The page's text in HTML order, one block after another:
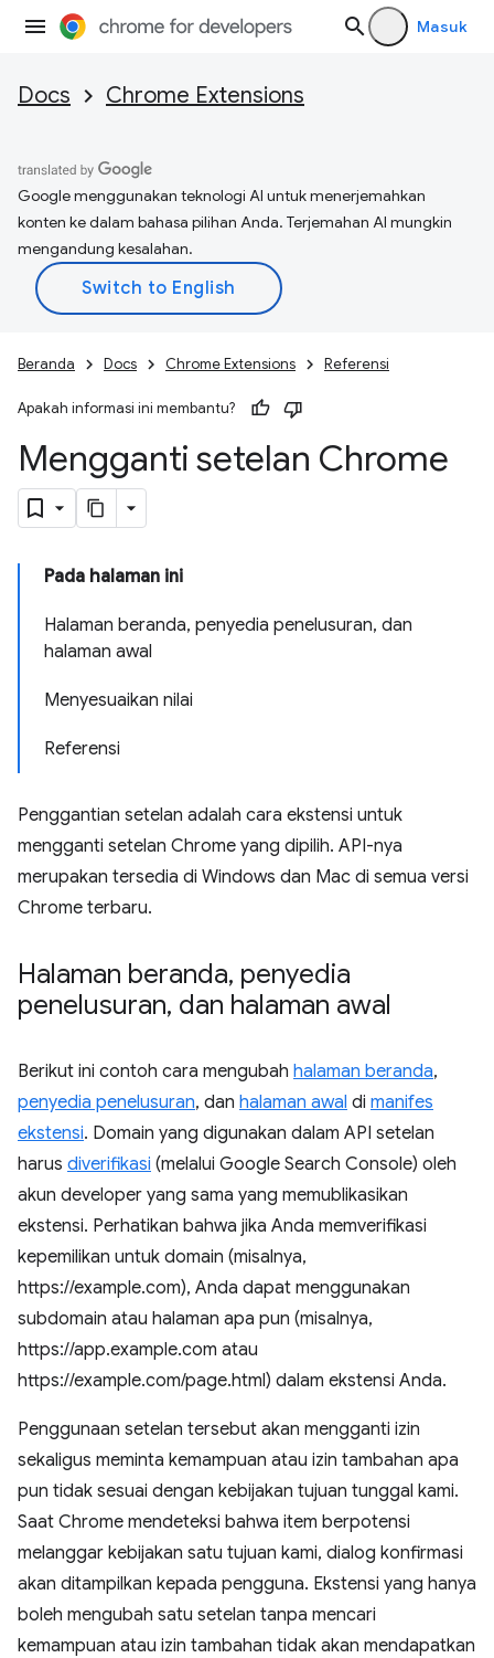
Masuk
Docs Chrome Extensions
Google menggunakan teknologi AI untuk menerjemahkan
konten ke dalam bahasa pilihan Anda. Terjemahan AI mungkin
mengandung kesalahan.
Beranda Docs Chrome Extensions Referensi
Apakah informasi ini membantu?
Mengganti setelan Chrome
Pada halaman ini
Halaman beranda, penyedia penelusuran, dan
halaman awal
Menyesuaikan nilai
Referensi
Penggantian setelan adalah cara ekstensi untuk
mengganti setelan Chrome yang dipilih. API-nya
merupakan tersedia di Windows dan Mac di semua versi
Chrome terbaru.
Halaman beranda, penyedia
penelusuran, dan halaman awal
Berikut ini contoh cara mengubah halaman beranda,
penyedia penelusuran, dan halaman awal di manifes
ekstensi. Domain yang digunakan dalam API setelan
harus diverifikasi (melalui Google Search Console) oleh
akun developer yang sama yang memublikasikan
ekstensi. Perhatikan bahwa jika Anda memverifikasi
kepemilikan untuk domain (misalnya,
https://example.com), Anda dapat menggunakan
subdomain atau halaman apa pun (misalnya,
https://app.example.com atau
https://example.com/page.html) dalam ekstensi Anda.
Penggunaan setelan tersebut akan mengganti izin
sekaligus meminta kemampuan atau izin tambahan apa
pun tidak sesuai dengan kebijakan tujuan tunggal kami.
Saat Chrome mendeteksi bahwa item berpotensi
melanggar kebijakan satu tujuan kami, dialog konfirmasi
akan ditampilkan kepada pengguna. Ekstensi yang hanya
boleh mengubah satu setelan tanpa mencari
kemampuan atau izin tambahan tidak akan mendapatkan